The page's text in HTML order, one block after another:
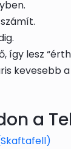
így lesz
kevesebb
a